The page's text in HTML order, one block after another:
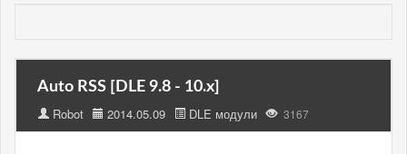
Auto RSS [DLE 9.8 - 10.x]
Robot 2014.05.09 DLE модули 3167